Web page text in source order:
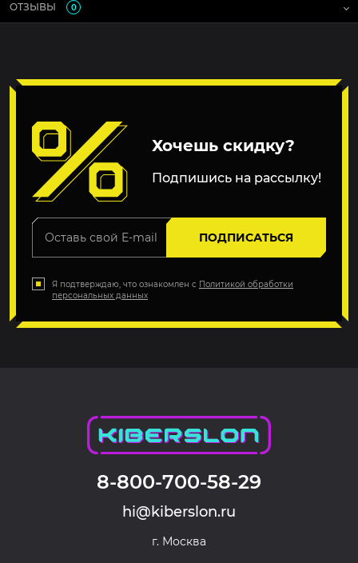
ОТЗЫВЫ 0
Хочешь скидку?
Подпишись на рассылку!
ПОДПИСАТЬСЯ
Я подтверждаю, что ознакомлен с Политикой обработки
персональных данных
8-800-700-58-29
hi@kiberslon.ru
г. Москва